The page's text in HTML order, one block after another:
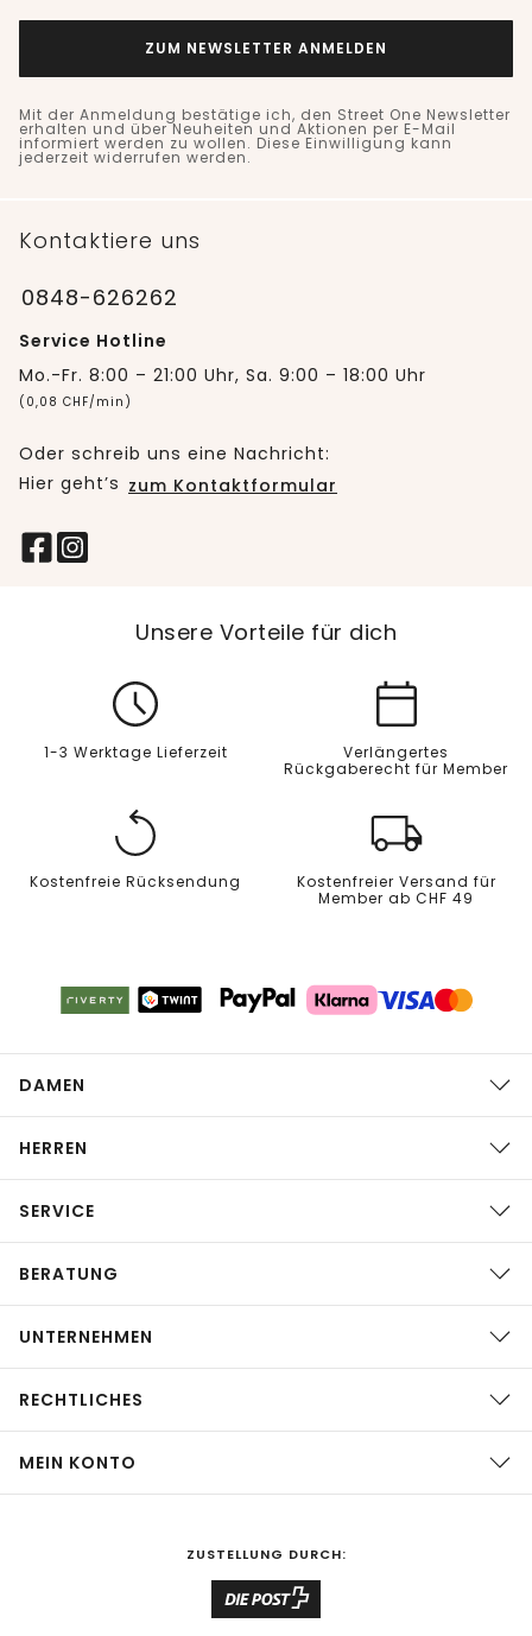
ZUM NEWSLETTER ANMELDEN
Mit der Anmeldung bestätige ich, den Street One Newsletter
erhalten und über Neuheiten und Aktionen per E-Mail
informiert werden zu wollen. Diese Einwilligung kann
jederzeit widerrufen werden.
Kontaktiere uns
0848-626262
Service Hotline
Mo.-Fr. 8:00 – 21:00 Uhr, Sa. 9:00 – 18:00 Uhr
(0,08 CHF/min)
Oder schreib uns eine Nachricht:
Hier geht’s zum Kontaktformular
Unsere Vorteile für dich
1-3 Werktage Lieferzeit
Verlängertes
Rückgaberecht für Member
Kostenfreie Rücksendung
Kostenfreier Versand für
Member ab CHF 49
DAMEN
HERREN
SERVICE
BERATUNG
UNTERNEHMEN
RECHTLICHES
MEIN KONTO
ZUSTELLUNG DURCH: